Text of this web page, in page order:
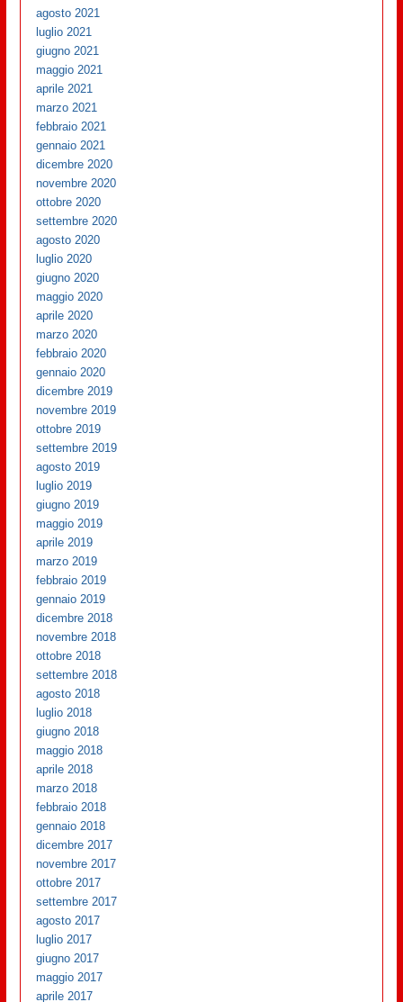
agosto 2021
luglio 2021
giugno 2021
maggio 2021
aprile 2021
marzo 2021
febbraio 2021
gennaio 2021
dicembre 2020
novembre 2020
ottobre 2020
settembre 2020
agosto 2020
luglio 2020
giugno 2020
maggio 2020
aprile 2020
marzo 2020
febbraio 2020
gennaio 2020
dicembre 2019
novembre 2019
ottobre 2019
settembre 2019
agosto 2019
luglio 2019
giugno 2019
maggio 2019
aprile 2019
marzo 2019
febbraio 2019
gennaio 2019
dicembre 2018
novembre 2018
ottobre 2018
settembre 2018
agosto 2018
luglio 2018
giugno 2018
maggio 2018
aprile 2018
marzo 2018
febbraio 2018
gennaio 2018
dicembre 2017
novembre 2017
ottobre 2017
settembre 2017
agosto 2017
luglio 2017
giugno 2017
maggio 2017
aprile 2017